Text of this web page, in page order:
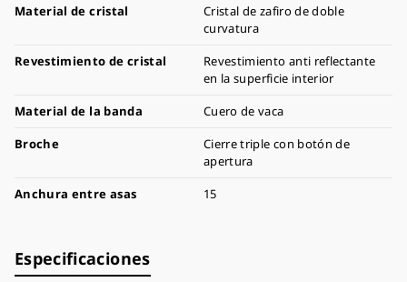
Material de cristal
Cristal de zafiro de doble
curvatura
Revestimiento de cristal
Revestimiento anti reflectante
en la superficie interior
Material de la banda
Cuero de vaca
Broche
Cierre triple con botón de
apertura
Anchura entre asas
15
Especificaciones